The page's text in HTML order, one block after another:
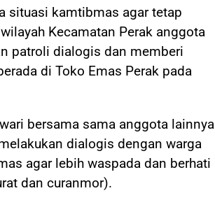
situasi kamtibmas agar tetap
Kecamatan Perak anggota
patroli dialogis dan memberi
di Toko Emas Perak pada
bersama sama anggota lainnya
dialogis dengan warga
agar lebih waspada dan berhati
dan curanmor).